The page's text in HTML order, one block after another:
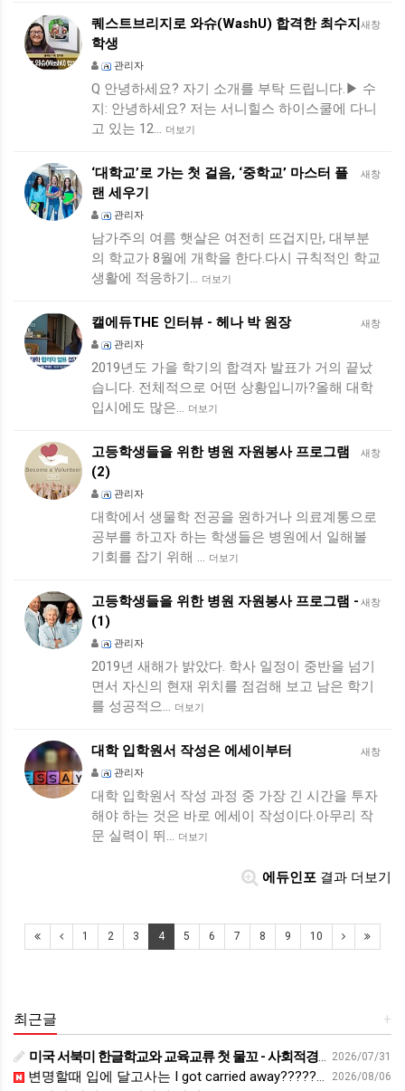
새창
퀘스트브리지로 와슈(WashU) 합격한 최수지
학생
관리자
Q 안녕하세요? 자기 소개를 부탁 드립니다.▶ 수
지: 안녕하세요? 저는 서니힐스 하이스쿨에 다니
고 있는 12… 더보기
새창
‘대학교’로 가는 첫 걸음, ‘중학교’ 마스터 플
랜 세우기
관리자
남가주의 여름 햇살은 여전히 뜨겁지만, 대부분
의 학교가 8월에 개학을 한다.다시 규칙적인 학교
생활에 적응하기… 더보기
새창
캘에듀THE 인터뷰 - 헤나 박 원장
관리자
2019년도 가을 학기의 합격자 발표가 거의 끝났
습니다. 전체적으로 어떤 상황입니까?올해 대학
입시에도 많은… 더보기
새창
고등학생들을 위한 병원 자원봉사 프로그램
(2)
관리자
대학에서 생물학 전공을 원하거나 의료계통으로
공부를 하고자 하는 학생들은 병원에서 일해볼
기회를 잡기 위해 … 더보기
새창
고등학생들을 위한 병원 자원봉사 프로그램 -
(1)
관리자
2019년 새해가 밝았다. 학사 일정이 중반을 넘기
면서 자신의 현재 위치를 점검해 보고 남은 학기
를 성공적으… 더보기
새창
대학 입학원서 작성은 에세이부터
관리자
대학 입학원서 작성 과정 중 가장 긴 시간을 투자
해야 하는 것은 바로 에세이 작성이다.아무리 작
문 실력이 뛰… 더보기
에듀인포 결과 더보기
1 2 3 4 5 6 7 8 9 10
+
최근글
2026/07/31
미국 서북미 한글학교와 교육교류 첫 물꼬 - 사회적경제뉴스
2026/08/06
변명할때 입에 달고사는 I got carried away????????